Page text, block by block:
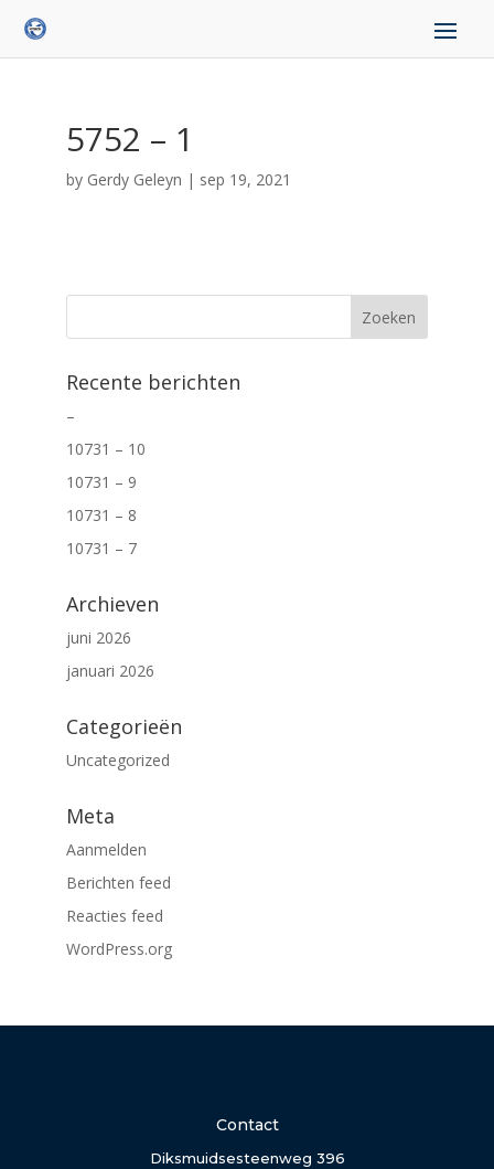
5752 – 1
by Gerdy Geleyn | sep 19, 2021
Recente berichten
–
10731 – 10
10731 – 9
10731 – 8
10731 – 7
Archieven
juni 2026
januari 2026
Categorieën
Uncategorized
Meta
Aanmelden
Berichten feed
Reacties feed
WordPress.org
Contact
Diksmuidsesteenweg 396